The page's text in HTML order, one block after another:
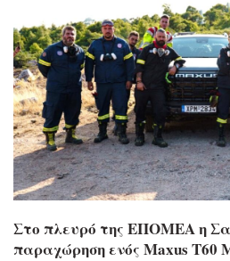
Στο πλευρό της ΕΠΟΜΕΑ η
παραχώρηση ενός Maxus T60